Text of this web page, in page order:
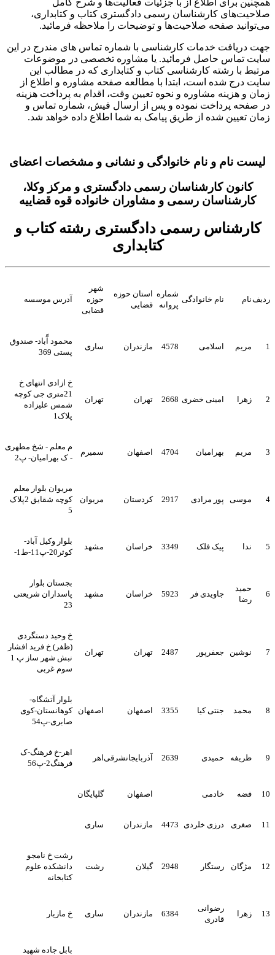
همچنین برای اطلاع از با جزئیات فعالیت‌‌ها و شرح کامل
صلاحیت‌های کارشناسان رسمی دادگستری کتاب و کتابداری،
می‌توانید صفحه صلاحیت‌ها و توضیحات را ملاحظه فرمائید.
جهت دریافت خدمات کارشناسی با شماره تماس های مندرج در این
سایت تماس حاصل فرمائید. یا مشاوره تخصصی در موضوعات
مرتبط با رشته کارشناسی کتاب و کتابداری که در مطالب این
سایت درج شده است، ابتدا با مطالعه صفحه مشاوره و اطلاع از
زمان و هزینه مشاوره و نحوه تعیین وقت، اقدام به پرداخت هزینه
در صفحه پرداخت نموده و پس از ارسال فیش، شماره تماس و
زمان تعیین شده از طریق پیامک به شما اطلاع داده خواهد شد.
لیست نام و نام خانوادگی و نشانی و مشخصات اعضای
کانون کارشناسان رسمی دادگستری و مرکز وکلا،
کارشناسان رسمی و مشاوران خانواده قوه قضاییه
کارشناس رسمی دادگستری رشته کتاب و
کتابداری
ردیفنام نام خانوادگی
شماره
پروانه
استان حوزه
قضایی
شهر
حوزه
قضایی
آدرس موسسه
1 مریم اسلامی 4578 مازندران ساری
محمود آّباد- صندوق
پستی 369
2 زهرا امینی خضری 2668 تهران تهران
خ ازادی انتهای خ
21متری جی کوچه
شمس علیزاده
پلاک1
3 مریم بهرامیان 4704 اصفهان سمیرم
م معلم - شخ مطهری
- ک بهرامیان- پ2
4 موسی پور مرادی 2917 کردستان مریوان
مریوان بلوار معلم
کوچه شقایق 2پلاک
5
5 ندا پیک فلک 3349 خراسان مشهد
بلوار وکیل آباد-
کوثر20-پ11-ط1-
6
حمید
رضا
جاویدی فر 5923 خراسان مشهد
بجستان بلوار
پاسداران شریعتی
23
7 نوشین جعفرپور 2487 تهران تهران
خ وحید دستگردی
(ظفر) خ فرید افشار
نبش شهر ساز پ 1
سوم غربی
8 محمد جنتی کیا 3355 اصفهان اصفهان
بلوار آتشگاه-
کوهانستان-کوی
صابری-پ54
9 ظریفه حمیدی 2639 آذربایجانشرقیاهر
اهر-خ فرهنگ-ک
فرهنگ2-پ56
10 فضه خادمی اصفهان گلپایگان
11 صغری درزی خلردی 4473 مازندران ساری
12 مژگان رستگار 2948 گیلان رشت
رشت خ نامجو
دانشکده علوم
کتابخانه
13 زهرا
رضوانی
قادری
6384 مازندران ساری خ مازیار
بابل جاده شهید